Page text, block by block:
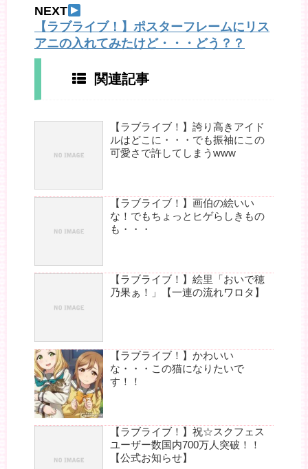
NEXT
【ラブライブ！】ポスターフレームにリス
アニの入れてみたけど・・・どう？？
関連記事
【ラブライブ！】誇り高きアイド
ルはどこに・・・でも振袖にこの
可愛さで許してしまうwww
【ラブライブ！】画伯の絵いい
な！でもちょっとヒゲらしきもの
も・・・
【ラブライブ！】絵里「おいで穂
乃果ぁ！」【一連の流れワロタ】
【ラブライブ！】かわいい
な・・・この猫になりたいで
す！！
【ラブライブ！】祝☆スクフェス
ユーザー数国内700万人突破！！
【公式お知らせ】